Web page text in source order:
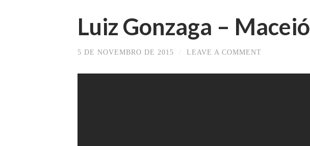
Luiz Gonzaga – Maceió
5 DE NOVEMBRO DE 2015 LEAVE A COMMENT